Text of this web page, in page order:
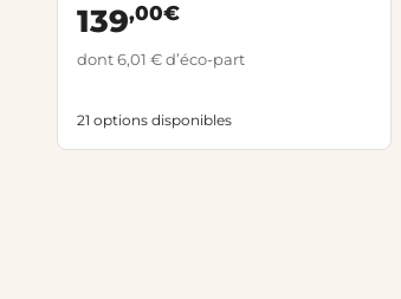
139,00€
dont 6,01 € d’éco-part
21 options disponibles